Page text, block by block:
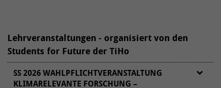
Lehrveranstaltungen - organisiert von den
Students for Future der TiHo
SS 2026 WAHLPFLICHTVERANSTALTUNG
KLIMARELEVANTE FORSCHUNG –